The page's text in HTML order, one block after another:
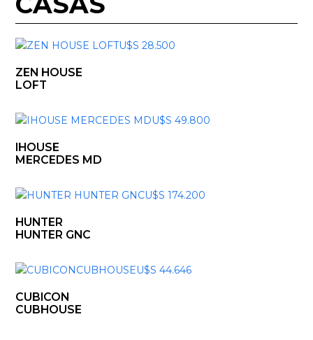
ZEN HOUSE
LOFT
IHOUSE
MERCEDES MD
HUNTER
HUNTER GNC
CUBICON
CUBHOUSE